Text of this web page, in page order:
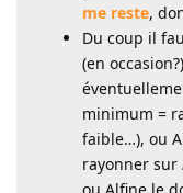
me reste,
Du coup il
(en
minimum =
faible…), ou
rayonner sur